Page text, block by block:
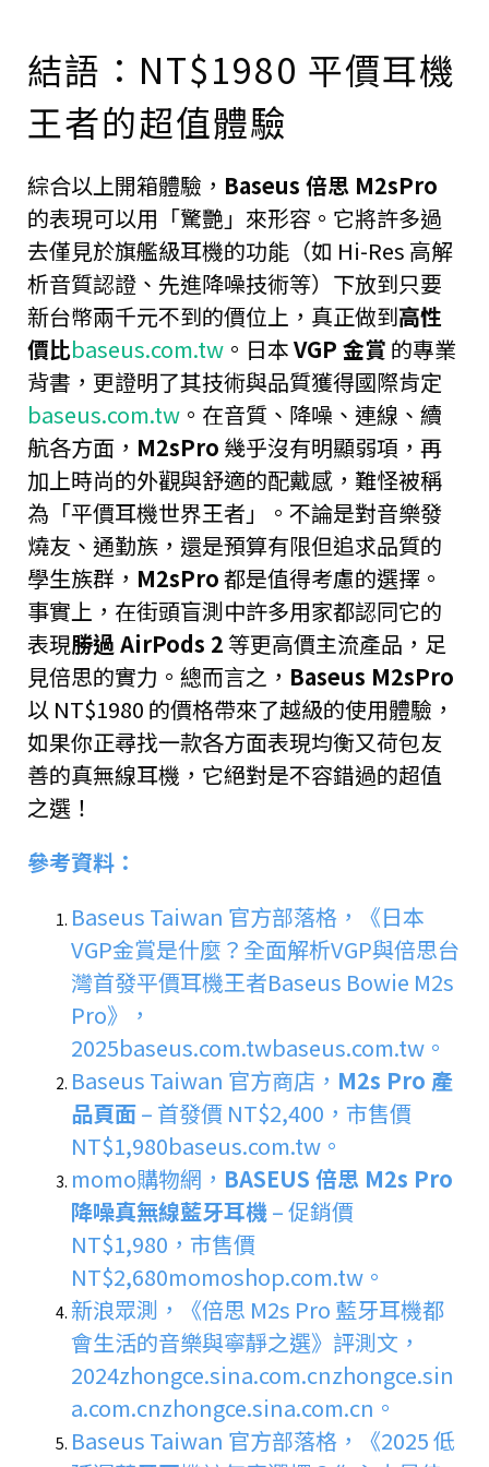
結語：NT$1980 平價耳機
王者的超值體驗
綜合以上開箱體驗， Baseus 倍思 M2sPro
的表現可以用「驚艷」來形容。它將許多過
去僅見於旗艦級耳機的功能（如 Hi-Res 高解
析音質認證、先進降噪技術等）下放到只要
新台幣兩千元不到的價位上，真正做到高性
價比baseus.com.tw 。日本VGP 金賞 的專業
背書，更證明了其技術與品質獲得國際肯定
baseus.com.tw 。在音質、降噪、連線、續
航各方面， M2sPro 幾乎沒有明顯弱項，再
加上時尚的外觀與舒適的配戴感，難怪被稱
為「平價耳機世界王者」。不論是對音樂發
燒友、通勤族，還是預算有限但追求品質的
學生族群， M2sPro都是值得考慮的選擇。
事實上，在街頭盲測中許多用家都認同它的
表現勝過 AirPods 2 等更高價主流產品，足
見倍思的實力。總而言之， Baseus M2sPro
以 NT$1980 的價格帶來了越級的使用體驗，
如果你正尋找一款各方面表現均衡又荷包友
善的真無線耳機，它絕對是不容錯過的超值
之選！
參考資料：
Baseus Taiwan 官方部落格，《日本
VGP金賞是什麼？全面解析VGP與倍思台
灣首發平價耳機王者Baseus Bowie M2s
Pro》，
2025baseus.com.twbaseus.com.tw 。
Baseus Taiwan 官方商店， M2s Pro 產
品頁面– 首發價 NT$2,400，市售價
NT$1,980baseus.com.tw 。
momo購物網， BASEUS 倍思 M2s Pro
降噪真無線藍牙耳機– 促銷價
NT$1,980，市售價
NT$2,680momoshop.com.tw 。
新浪眾測，《倍思 M2s Pro 藍牙耳機都
會生活的音樂與寧靜之選》評測文，
2024zhongce.sina.com.cnzhongce.sin
a.com.cnzhongce.sina.com.cn 。
Baseus Taiwan 官方部落格，《2025 低